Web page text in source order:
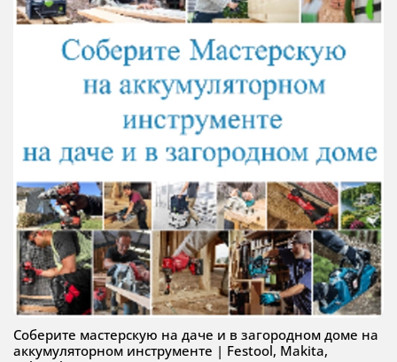
Соберите мастерскую на даче и в загородном доме на
аккумуляторном инструменте | Festool, Makita,